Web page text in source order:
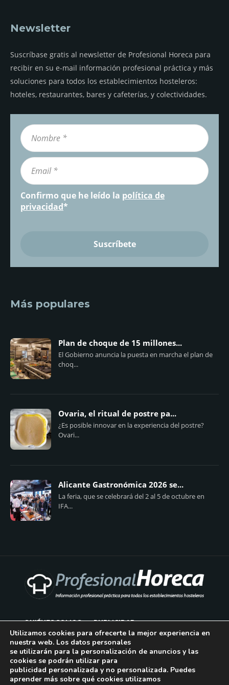
Newsletter
Suscríbase gratis al newsletter de Profesional Horeca para
recibir en su e-mail información profesional práctica y más
soluciones para todos los establecimientos hosteleros:
hoteles, restaurantes, bares y cafeterías, y colectividades.
Confirmo que he leído la política de
privacidad*
Más populares
Plan de choque de 15 millones...
El Gobierno anuncia la puesta en marcha el plan de
choq...
Ovaria, el ritual de postre pa...
¿Es posible innovar en la experiencia del postre?
Ovari...
Alicante Gastronómica 2026 se...
La feria, que se celebrará del 2 al 5 de octubre en
IFA...
QUIÉNES SOMOS PUBLICIDAD
AVISO LEGAL
POLÍTICA DE COOKIES
Utilizamos cookies para ofrecerte la mejor experiencia en
nuestra web. Los datos personales
se utilizarán para la personalización de anuncios y las
cookies se podrán utilizar para
publicidad personalizada y no personalizada. Puedes
aprender más sobre qué cookies utilizamos